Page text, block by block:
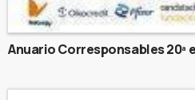
Anuario Corresponsables 20ª